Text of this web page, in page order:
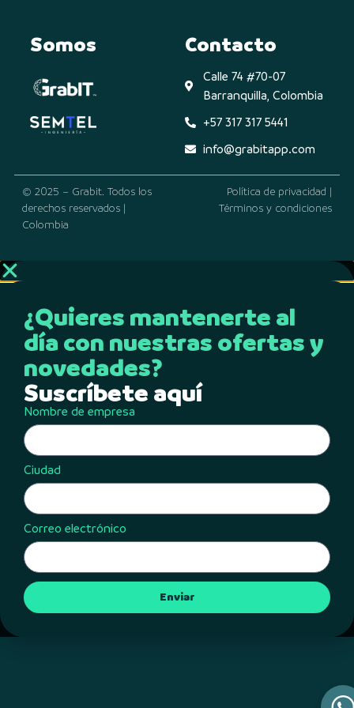
Somos Contacto
Calle 74 #70-07
Barranquilla, Colombia
+57 317 317 5441
info@grabitapp.com
© 2025 – Grabit. Todos los
derechos reservados |
Colombia
Política de privacidad |
Términos y condiciones
¿Quieres mantenerte al
día con nuestras ofertas y
novedades?
Suscríbete aquí
Nombre de empresa
Ciudad
Correo electrónico
Enviar